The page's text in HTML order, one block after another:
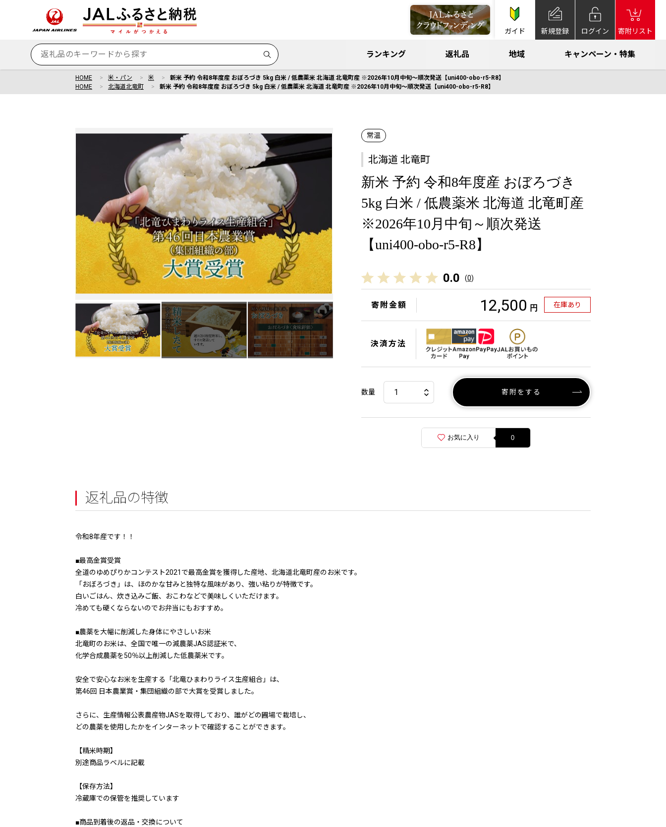
ガイド 新規登録 ログイン 寄附リスト
ランキング 返礼品 地域 キャンペーン・特集
HOME 米・パン 米
新米 予約 令和8年度産 おぼろづき 5kg 白米 / 低農薬米 北海道 北竜町産 ※2026年10月中旬～順次発送【uni400-obo-r5-R8】
HOME
北海道北竜町 新米 予約 令和8年度産 おぼろづき 5kg 白米 / 低農薬米 北海道 北竜町産 ※2026年10月中旬～順次発送【uni400-obo-r5-R8】
常温
北海道 北竜町
新米 予約 令和8年度産 おぼろづき
5kg 白米 / 低農薬米 北海道 北竜町産
※2026年10月中旬～順次発送
【uni400-obo-r5-R8】
0.0 (0)
寄附金額 12,500 円 在庫あり
決済方法
数量 寄附をする
お気に入り 0
返礼品の特徴
令和8年産です！！
■最高金賞受賞
全道のゆめぴりかコンテスト2021で最高金賞を獲得した産地、北海道北竜町産のお米です。
「おぼろづき」は、ほのかな甘みと独特な風味があり、強い粘りが特徴です。
白いごはん、炊き込みご飯、おこわなどで美味しくいただけます。
冷めても硬くならないのでお弁当にもおすすめ。
■農薬を大幅に削減した身体にやさしいお米
北竜町のお米は、全国で唯一の減農薬JAS認証米で、
化学合成農薬を50％以上削減した低農薬米です。
安全で安心なお米を生産する「北竜ひまわりライス生産組合」は、
第46回 日本農業賞・集団組織の部で大賞を受賞しました。
さらに、生産情報公表農産物JASを取得しており、誰がどの圃場で栽培し、
どの農薬を使用したかをインターネットで確認することができます。
【精米時期】
別途商品ラベルに記載
【保存方法】
冷蔵庫での保管を推奨しています
■商品到着後の返品・交換について